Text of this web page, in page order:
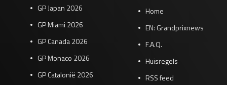
GP Japan 2026
GP Miami 2026
GP Canada 2026
GP Monaco 2026
GP Catalonië 2026
Home
EN: Grandprixnews
F.A.Q.
Huisregels
RSS feed